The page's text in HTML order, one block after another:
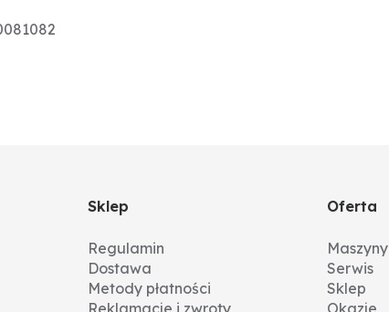
Sklep
Regulamin
Dostawa
Metody płatności
Reklamacje i zwroty
Oferta
Maszyny
Serwis
Sklep
Okazje